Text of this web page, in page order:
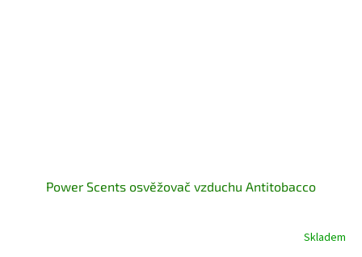
Power Scents osvěžovač vzduchu Antitobacco
Skladem